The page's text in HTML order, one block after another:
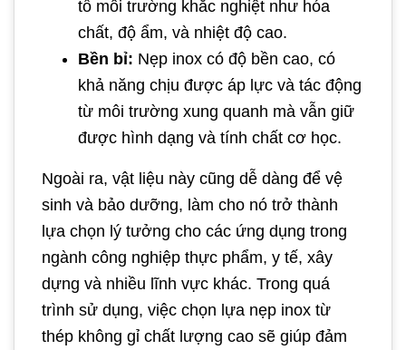
tố môi trường khắc nghiệt như hóa
chất, độ ẩm, và nhiệt độ cao.
Bền bỉ: Nẹp inox có độ bền cao, có
khả năng chịu được áp lực và tác động
từ môi trường xung quanh mà vẫn giữ
được hình dạng và tính chất cơ học.
Ngoài ra, vật liệu này cũng dễ dàng để vệ
sinh và bảo dưỡng, làm cho nó trở thành
lựa chọn lý tưởng cho các ứng dụng trong
ngành công nghiệp thực phẩm, y tế, xây
dựng và nhiều lĩnh vực khác. Trong quá
trình sử dụng, việc chọn lựa nẹp inox từ
thép không gỉ chất lượng cao sẽ giúp đảm